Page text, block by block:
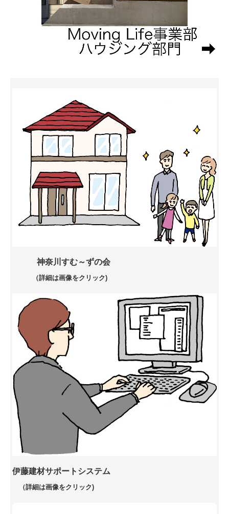
神奈川すむ～ずの会
（詳細は画像をクリック)
伊藤建材サポートシステム
（詳細は画像をクリック)